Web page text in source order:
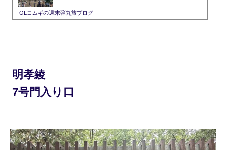
OLコムギの週末弾丸旅ブログ
明孝綾
7号門入り口